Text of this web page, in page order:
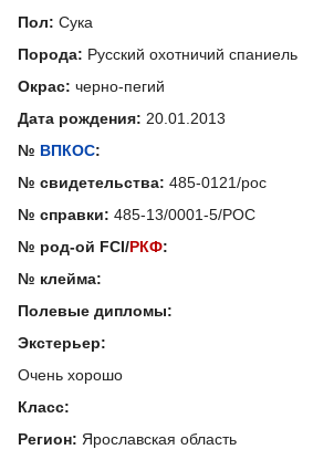
Пол: Сука
Порода: Русский охотничий спаниель
Окрас: черно-пегий
Дата рождения: 20.01.2013
№ ВПКОС:
№ свидетельства: 485-0121/рос
№ справки: 485-13/0001-5/РОС
№ род-ой FCI/РКФ:
№ клейма:
Полевые дипломы:
Экстерьер:
Очень хорошо
Класс:
Регион: Ярославская область